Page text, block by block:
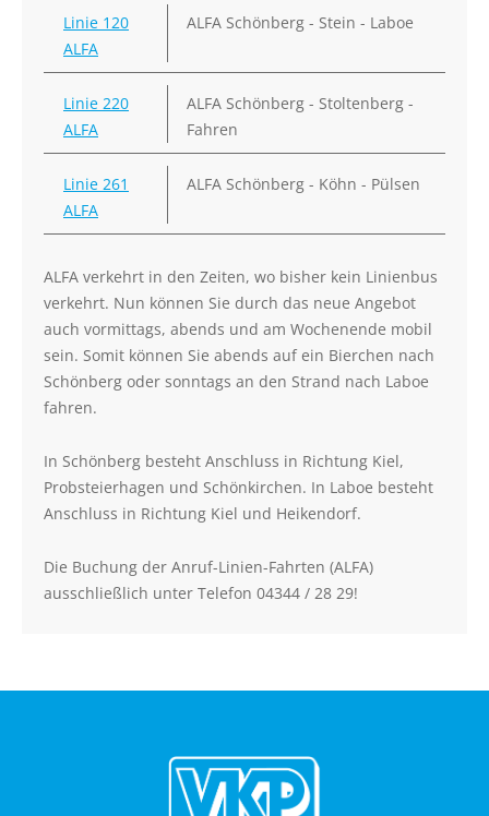
Betriebshöfe Bornhöved, Lütjenburg, Preetz
und Schönberg gesucht
Bauingenieur (m/w/d)
Objekt-/Liegenschaftsbetreuung
SERVICE
Bus mieten
Busschule
Tarifbestimmungen und
Beförderungsbedingungen
ÜBER UNS
Firmengeschichte
Unsere Fahrzeuge
In Zahlen
Linie 120
ALFA
ALFA Schönberg - Stein - Laboe
Linie 220
ALFA
ALFA Schönberg - Stoltenberg -
Fahren
Linie 261
ALFA
ALFA Schönberg - Köhn - Pülsen
ALFA verkehrt in den Zeiten, wo bisher kein Linienbus
verkehrt. Nun können Sie durch das neue Angebot
auch vormittags, abends und am Wochenende mobil
sein. Somit können Sie abends auf ein Bierchen nach
Schönberg oder sonntags an den Strand nach Laboe
fahren.
In Schönberg besteht Anschluss in Richtung Kiel,
Probsteierhagen und Schönkirchen. In Laboe besteht
Anschluss in Richtung Kiel und Heikendorf.
Die Buchung der Anruf-Linien-Fahrten (ALFA)
ausschließlich unter Telefon 04344 / 28 29!